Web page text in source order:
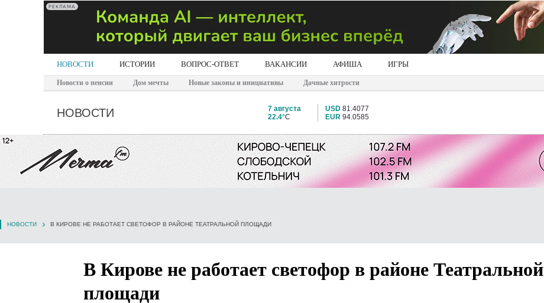
РЕКЛАМА
НОВОСТИ ИСТОРИИ ВОПРОС-ОТВЕТ ВАКАНСИИ АФИША ИГРЫ
Новости о пенсии Дом мечты Новые законы и инициативы Дачные хитрости
НОВОСТИ
7 августа
22.4°C
USD 81.4077
EUR 94.0585
НОВОСТИ В КИРОВЕ НЕ РАБОТАЕТ СВЕТОФОР В РАЙОНЕ ТЕАТРАЛЬНОЙ ПЛОЩАДИ
В Кирове не работает светофор в районе Театральной
площади